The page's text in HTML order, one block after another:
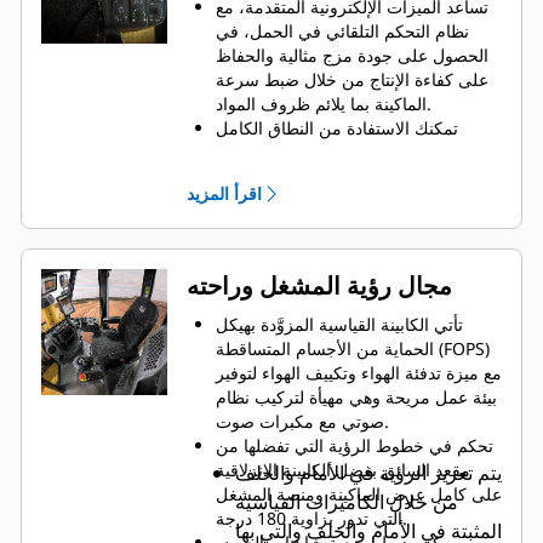
المُنسَّق
يساعد إجمالي طول الماكينة الذي يبلغ
8,72 م (28,61 قدم) في تحسين المناورة
في الأماكن الضيقة.
توفر أربع أرجل قابلة لضبط الارتفاع ما
يصل إلى 14% (8 درجات) من الميل
عند العمل على التضاريس غير المستوية
المتساطح على الجانب الأيمن.
تساعد الميزات الإلكترونية المتقدمة، مع
نظام التحكم التلقائي في الحمل، في
الحصول على جودة مزج مثالية والحفاظ
على كفاءة الإنتاج من خلال ضبط سرعة
الماكينة بما يلائم ظروف المواد.
تمكنك الاستفادة من النطاق الكامل
يمكنك تعديل تدرّج المواد بسهولة عن
طريق ضبط أبواب حجرة المزج الأمامية
والخلفية حيث يقوم مؤشر سهل القراءة
على شاشة العرض اللمسية بإبلاغ
المشغل بأوضاع الباب.
للمساعدة في تبسيط عملية التشغيل،
يمكن ضبط الضغط الهيدروليكي السفلي
المستخدم على الباب الخلفي عند
استخدام ميزة الطفو للحفاظ تلقائيًا على
أوضاع الباب المطلوبة.
تساعد ميزات الخروج والعودة إلى القطع
المشغلين على توفير الوقت والحفاظ
على التناسق بضغطة زر بسيطة.
اقرأ المزيد
مجال رؤية المشغل وراحته
تأتي الكابينة القياسية المزوَّدة بهيكل
الحماية من الأجسام المتساقطة (FOPS)
مع ميزة تدفئة الهواء وتكييف الهواء لتوفير
بيئة عمل مريحة وهي مهيأة لتركيب نظام
صوتي مع مكبرات صوت.
تحكم في خطوط الرؤية التي تفضلها من
مقعد السائق بفضل الكابينة الانزلاقية
على كامل عرض الماكينة ومنصة المشغل
التي تدور بزاوية 180 درجة.
يتم تعزيز الرؤية في الأمام والخلف
من خلال الكاميرات القياسية
المثبتة في الأمام والخلف والتي بها